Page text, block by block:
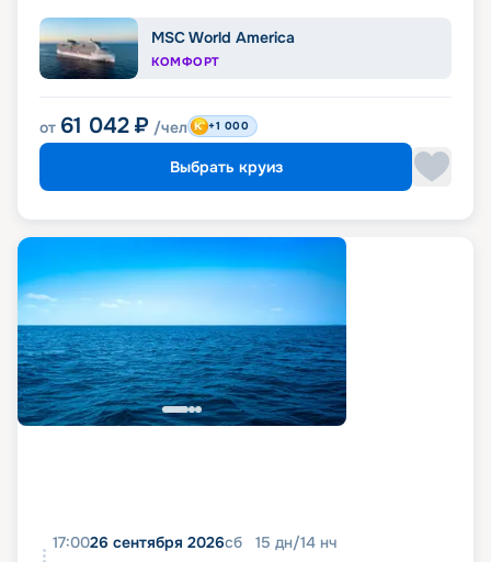
MSC World America
КОМФОРТ
от 61 042 ₽ /чел +1 000
Выбрать круиз
17:0026 сентября 2026сб 15 дн/14 нч